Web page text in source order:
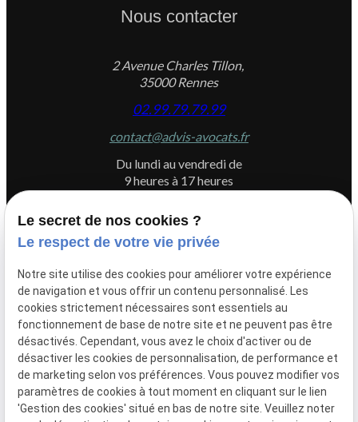
Nous contacter
2 Avenue Charles Tillon,
35000 Rennes
02.99.79.79.99
contact@advis-avocats.fr
Du lundi au vendredi de
9 heures à 17 heures
Newletter
Inscrivez-vous à la newsletter du Cabinet ADVIS
Le secret de nos cookies ?
Le respect de votre vie privée
Notre site utilise des cookies pour améliorer votre expérience
de navigation et vous offrir un contenu personnalisé. Les
cookies strictement nécessaires sont essentiels au
fonctionnement de base de notre site et ne peuvent pas être
désactivés. Cependant, vous avez le choix d'activer ou de
désactiver les cookies de personnalisation, de performance et
de marketing selon vos préférences. Vous pouvez modifier vos
paramètres de cookies à tout moment en cliquant sur le lien
'Gestion des cookies' situé en bas de notre site. Veuillez noter